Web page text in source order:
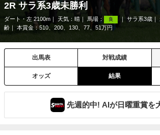
2R サラ系3歳未勝利
ダート・左 2100m 天気： 晴 馬場： 良 サラ系3歳
齢
本賞金：510、200、130、77、51万円
出馬表 対戦成績
オッズ 結果
先週的中! AIが日曜重賞を